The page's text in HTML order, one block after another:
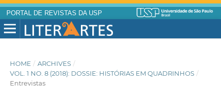
PORTAL DE REVISTAS DA USP
HOME / ARCHIVES /
VOL. 1 NO. 8 (2018): DOSSIE: HISTÓRIAS EM QUADRINHOS /
Entrevistas